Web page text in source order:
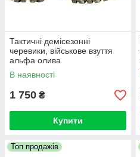
Тактичні демісезонні
черевики, військове взуття
альфа олива
В наявності
1 750 ₴
Купити
Топ продажів